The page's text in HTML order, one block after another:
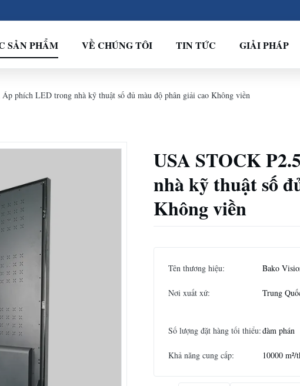
SẢN PHẨM VỀ CHÚNG TÔI TIN TỨC GIẢI PHÁP
phích LED trong nhà kỹ thuật số đủ màu độ phân giải cao Không viền
USA STOCK
nhà kỹ thuật số
Không viền
Tên thương hiệu: Bako
Nơi xuất xứ: Trung
Số lượng đặt hàng tối thiểu:đàm phán
Khả năng cung cấp: 10000 m²/